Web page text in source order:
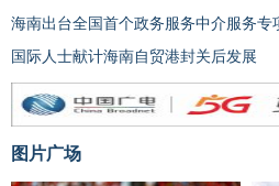
海南出台全国首个政务服务中介服务专
国际人士献计海南自贸港封关后发展
图片广场